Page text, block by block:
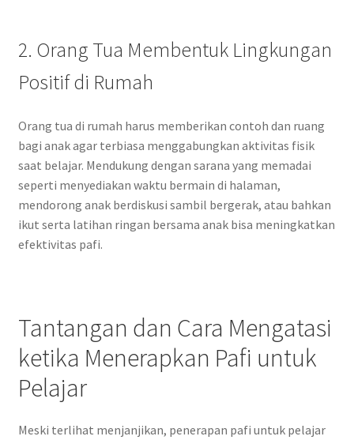
2. Orang Tua Membentuk Lingkungan
Positif di Rumah
Orang tua di rumah harus memberikan contoh dan ruang
bagi anak agar terbiasa menggabungkan aktivitas fisik
saat belajar. Mendukung dengan sarana yang memadai
seperti menyediakan waktu bermain di halaman,
mendorong anak berdiskusi sambil bergerak, atau bahkan
ikut serta latihan ringan bersama anak bisa meningkatkan
efektivitas pafi.
Tantangan dan Cara Mengatasi
ketika Menerapkan Pafi untuk
Pelajar
Meski terlihat menjanjikan, penerapan pafi untuk pelajar